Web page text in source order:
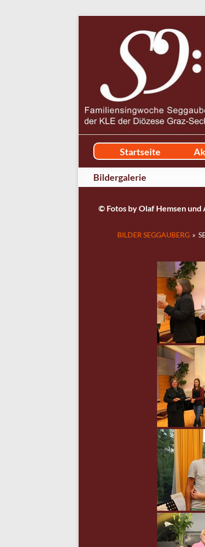
Startseite
Bildergalerie
© Fotos by Olaf Hemsen
BILDER SEGGAUBERG »